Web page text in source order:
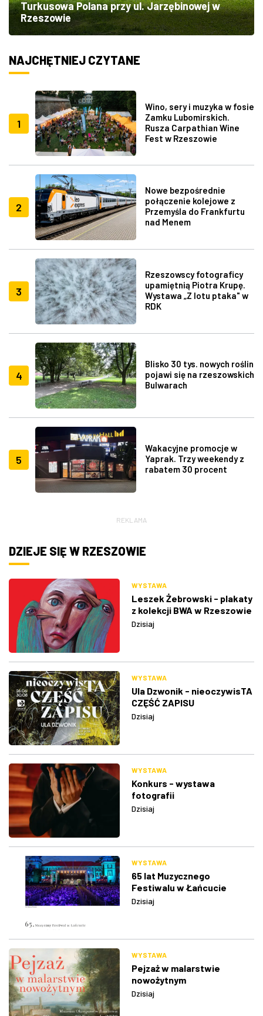
Turkusowa Polana przy ul. Jarzębinowej w
Rzeszowie
NAJCHĘTNIEJ CZYTANE
1
Wino, sery i muzyka w fosie
Zamku Lubomirskich.
Rusza Carpathian Wine
Fest w Rzeszowie
2
Nowe bezpośrednie
połączenie kolejowe z
Przemyśla do Frankfurtu
nad Menem
3
Rzeszowscy fotograficy
upamiętnią Piotra Krupę.
Wystawa „Z lotu ptaka" w
RDK
4
Blisko 30 tys. nowych roślin
pojawi się na rzeszowskich
Bulwarach
5
Wakacyjne promocje w
Yaprak. Trzy weekendy z
rabatem 30 procent
REKLAMA
DZIEJE SIĘ W RZESZOWIE
WYSTAWA
Leszek Żebrowski - plakaty
z kolekcji BWA w Rzeszowie
Dzisiaj
WYSTAWA
Ula Dzwonik - nieoczywisTA
CZĘŚĆ ZAPISU
Dzisiaj
WYSTAWA
Konkurs - wystawa
fotografii
Dzisiaj
WYSTAWA
65 lat Muzycznego
Festiwalu w Łańcucie
Dzisiaj
WYSTAWA
Pejzaż w malarstwie
nowożytnym
Dzisiaj